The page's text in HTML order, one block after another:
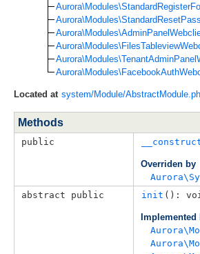
Located at system/Module/
Methods
public
Overriden by
abstract public
init ():
Implemented